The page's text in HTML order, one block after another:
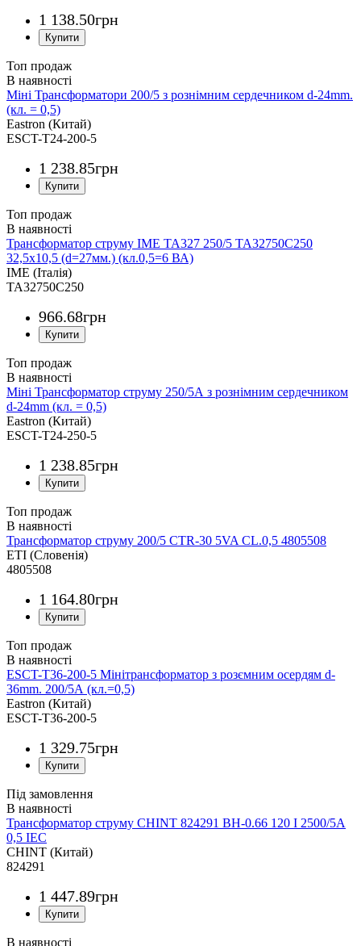
1 138.50грн
Топ продаж
Міні Трансформатори 200/5 з рознімним сердечником d-24mm.
(кл. = 0,5)
Eastron (Китай)
ESCT-T24-200-5
1 238.85грн
Топ продаж
Трансформатор струму IME TA327 250/5 TA32750C250
32,5x10,5 (d=27мм.) (кл.0,5=6 ВА)
IME (Італія)
TA32750C250
966.68грн
Топ продаж
Міні Трансформатор струму 250/5А з рознімним сердечником
d-24mm (кл. = 0,5)
Eastron (Китай)
ESCT-T24-250-5
1 238.85грн
Топ продаж
Трансформатор струму 200/5 CTR-30 5VA CL.0,5 4805508
ETI (Словенія)
4805508
1 164.80грн
Топ продаж
ESCT-T36-200-5 Мінітрансформатор з розємним осердям d-
36mm. 200/5А (кл.=0,5)
Eastron (Китай)
ESCT-T36-200-5
1 329.75грн
Під замовлення
Трансформатор струму CHINT 824291 BH-0.66 120 I 2500/5A
0,5 IEC
CHINT (Китай)
824291
1 447.89грн